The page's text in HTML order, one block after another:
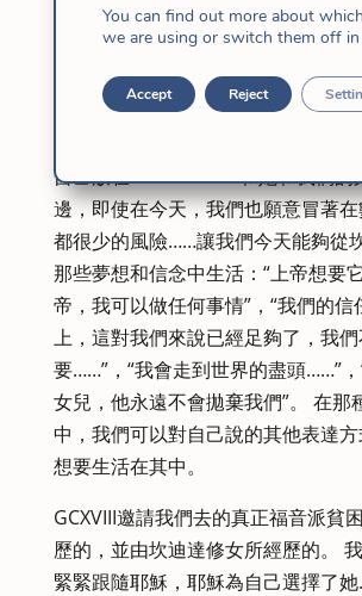
今天是分散在許多地方的耶穌的女兒
召的禮物的日子。 在奠基性的12月8
父告訴我們——當時和今天——：
判斷，數量和品質很少，甚至更少
自己放在 M. Candida 和她和我們的
邊，即使在今天，我們也願意冒著
都很少的風險……讓我們今天能夠從
那些夢想和信念中生活：“上帝想要
帝，我可以做任何事情”，“我們的信
上，這對我們來說已經足夠了，我
要……”，“我會走到世界的盡頭……”
女兒，他永遠不會拋棄我們”。 在那
中，我們可以對自己說的其他表達
想要生活在其中。
GCXVIII邀請我們去的真正福音派貧
歷的，並由坎迪達修女所經歷的。
緊緊跟隨耶穌，耶穌為自己選擇了
You can find out more about
we are using or switch them off in
Accept Reject